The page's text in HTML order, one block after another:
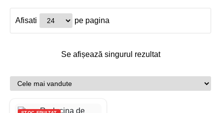
Afisati pe pagina
Se afișează singurul rezultat